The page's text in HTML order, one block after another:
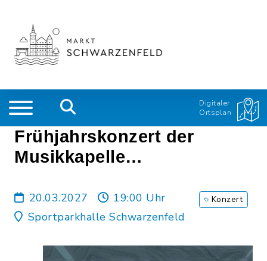
Digitaler
Ortsplan
Frühjahrskonzert der
Musikkapelle
20.03.2027
19:00 Uhr
Sportparkhalle Schwarzenfeld
Konzert